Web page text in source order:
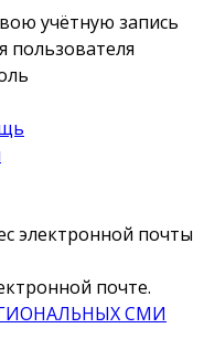
учётную запись
пользователя
электронной почты
почте.